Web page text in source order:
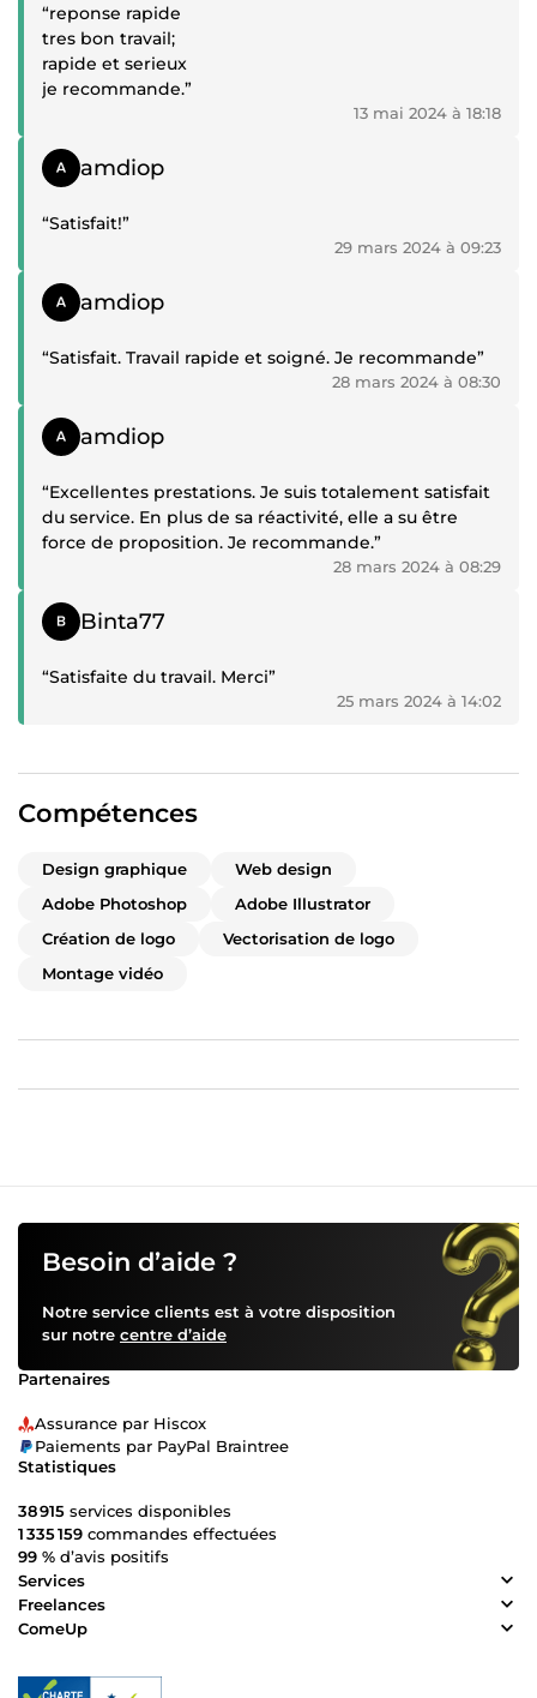
“reponse rapide
tres bon travail;
rapide et serieux
je recommande.”
13 mai 2024 à 18:18
Témoignage positif
amdiop
“Satisfait!”
29 mars 2024 à 09:23
Témoignage positif
amdiop
“Satisfait. Travail rapide et soigné. Je recommande”
28 mars 2024 à 08:30
Témoignage positif
amdiop
“Excellentes prestations. Je suis totalement satisfait
du service. En plus de sa réactivité, elle a su être
force de proposition. Je recommande.”
28 mars 2024 à 08:29
Témoignage positif
Binta77
“Satisfaite du travail. Merci”
25 mars 2024 à 14:02
Compétences
Design graphique
Web design
Adobe Photoshop
Adobe Illustrator
Création de logo
Vectorisation de logo
Montage vidéo
Besoin d’aide ?
Notre service clients est à votre disposition
sur notre centre d’aide
Partenaires
Assurance par Hiscox
Paiements par PayPal Braintree
Statistiques
38 915 services disponibles
1 335 159 commandes effectuées
99 % d’avis positifs
Services
Freelances
ComeUp